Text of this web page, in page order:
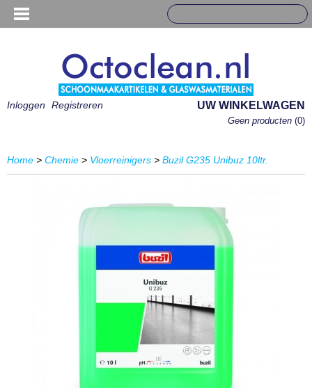
Inloggen Registreren UW WINKELWAGEN
Geen producten (0)
Home > Chemie > Vloerreinigers > Buzil G235 Unibuz 10ltr.